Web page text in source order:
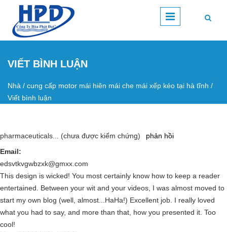
Nhảy đến nội dung
VIẾT BÌNH LUẬN
Bạn đang ở đây
Nhà / cung cấp motor mái hiên mái che mái xếp kéo tại hà tĩnh /
Viết bình luận
pharmaceuticals... (chưa được kiểm chứng)
phản hồi
Email:
edsvtkvgwbzxk@gmxx.com
This design is wicked! You most certainly know how to keep a reader
entertained. Between your wit and your videos, I was almost moved to
start my own blog (well, almost...HaHa!) Excellent job. I really loved
what you had to say, and more than that, how you presented it. Too
cool!